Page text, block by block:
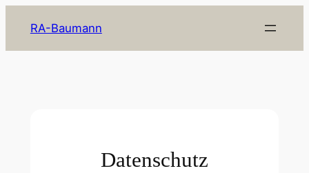
Inhalt
springen
RA-Baumann
Datenschutz